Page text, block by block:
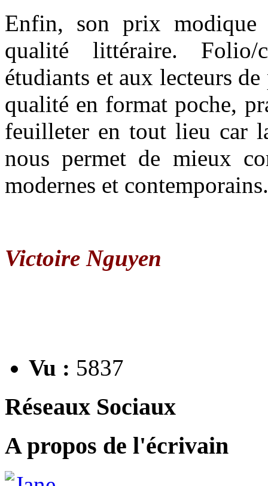
Enfin, son prix
qualité littéraire. Folio/
étudiants et aux lecteurs
qualité en format poche,
feuilleter en tout lieu car
nous permet de mieux
modernes et contemporains.
Victoire Nguyen
Vu : 5837
Réseaux Sociaux
A propos de l'écrivain